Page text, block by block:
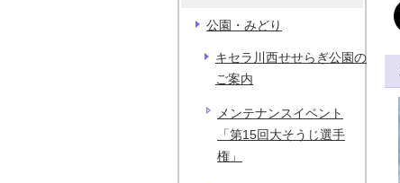
公園・みどり
キセラ川西せせらぎ公園の
ご案内
メンテナンスイベント
「第15回大そうじ選手
権」